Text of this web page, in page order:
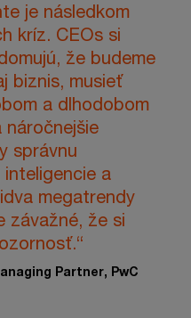
je následkom
kríz. CEOs si
že budeme
biznis, musieť
a dlhodobom
náročnejšie
správnu
inteligencie a
megatrendy
závažné, že si
Partner, PwC